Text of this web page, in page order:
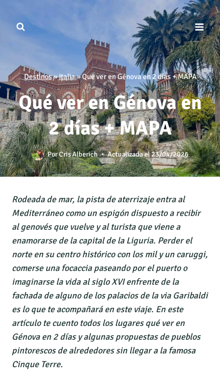
contenido
Destinos»Italia»Qué ver en Génova en 2 días + MAPA
Qué ver en Génova en
2 días + MAPA
PorCris Alberich Actualizada el23/04/2026
Rodeada de mar, la pista de aterrizaje entra al
Mediterráneo como un espigón dispuesto a recibir
al genovés que vuelve y al turista que viene a
enamorarse de la capital de la Liguria. Perder el
norte en su centro histórico con los mil y un caruggi,
comerse una focaccia paseando por el puerto o
imaginarse la vida al siglo XVI enfrente de la
fachada de alguno de los palacios de la via Garibaldi
es lo que te acompañará en este viaje. En este
artículo te cuento todos los lugares qué ver en
Génova en 2 días y algunas propuestas de pueblos
pintorescos de alrededores sin llegar a la famosa
Cinque Terre.